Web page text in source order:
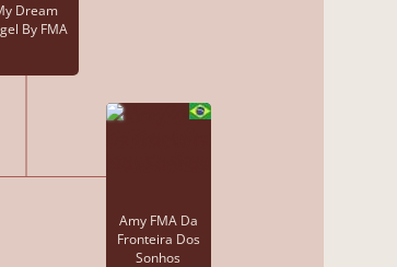
Dream
By FMA
Amy FMA Da
Fronteira Dos
Sonhos